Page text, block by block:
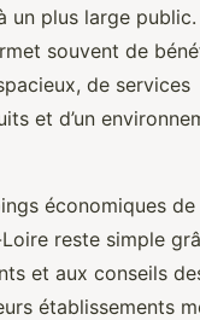
un plus large
souvent de
de services
et d’un
économiques
reste simple
et aux conseils
établissements